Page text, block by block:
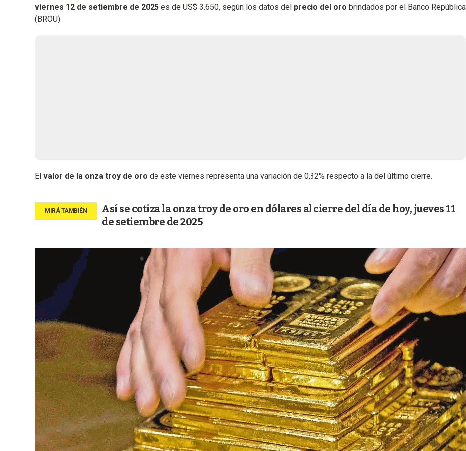
viernes 12 de setiembre de 2025 es de US$ 3.650, según los datos del precio del oro brindados por el Banco República
(BROU).
El valor de la onza troy de oro de este viernes representa una variación de 0,32% respecto a la del último cierre.
Así se cotiza la onza troy de oro en dólares al cierre del día de hoy, jueves 11
de setiembre de 2025